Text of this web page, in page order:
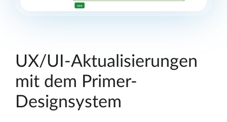
UX/UI-Aktualisierungen
mit dem Primer-
Designsystem